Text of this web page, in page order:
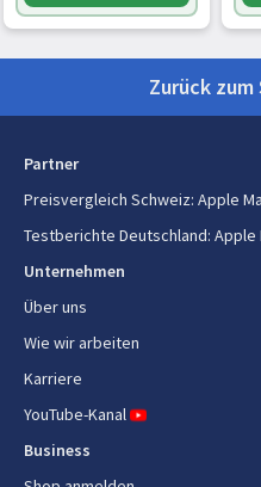
On-Board-Grafikadapterfamilie
Eingebautes Grafikkartenmodell
Board Grafikadapter
Unterstützung
Strahlenverfolgung
Zurück
Partner
Preisvergleich Schweiz: Apple
Testberichte Deutschland: Apple
Unternehmen
Über uns
Wie wir arbeiten
Karriere
YouTube-Kanal
Business